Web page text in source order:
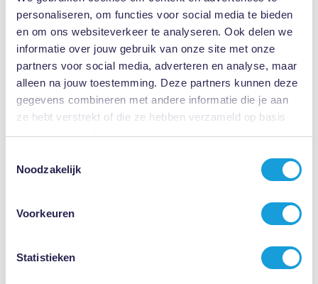
personaliseren, om functies voor social media te bieden
en om ons websiteverkeer te analyseren. Ook delen we
informatie over jouw gebruik van onze site met onze
partners voor social media, adverteren en analyse, maar
alleen na jouw toestemming. Deze partners kunnen deze
gegevens combineren met andere informatie die je aan
ze hebt verstrekt of die ze hebben verzameld op basis
van jouw gebruik van hun services.
Noodzakelijk
Voorkeuren
Statistieken
contact met ons op en laat ons jou helpen om jouw recht te halen.
Bel085 - 020 10 10en vraag bijvoorbeeld naar advocaat mr. Marco